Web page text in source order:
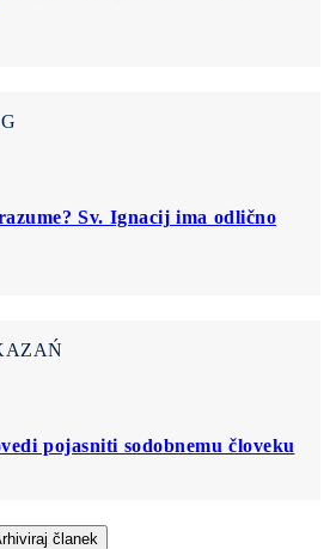
Sv. Ignacij ima odlično
pojasniti sodobnemu človeku
članek